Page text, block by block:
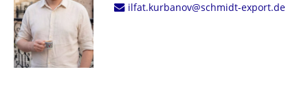
ilfat.kurbanov@schmidt-export.de